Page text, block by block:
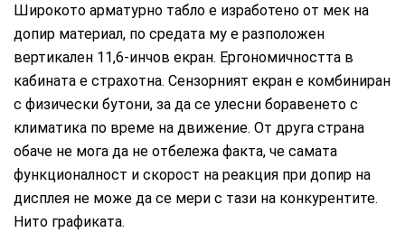
Широкото арматурно табло е изработено от мек на
допир материал, по средата му е разположен
вертикален 11,6-инчов екран. Ергономичността в
кабината е страхотна. Сензорният екран е комбиниран
с физически бутони, за да се улесни боравенето с
климатика по време на движение. От друга страна
обаче не мога да не отбележа факта, че самата
функционалност и скорост на реакция при допир на
дисплея не може да се мери с тази на конкурентите.
Нито графиката.